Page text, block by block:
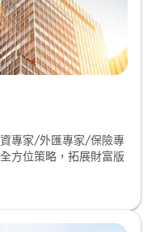
專家/外匯專家/保險專
方位策略，拓展財富版